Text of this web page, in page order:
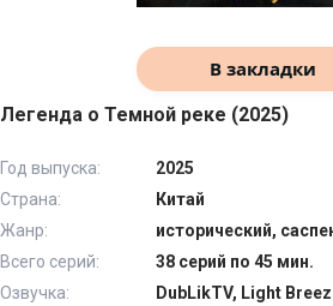
В закладки
Легенда о Темной реке (2025)
Год выпуска:
2025
Страна:
Китай
Жанр:
исторический,
Всего серий:
38 серий по 45 мин.
Озвучка:
DubLikTV, Light